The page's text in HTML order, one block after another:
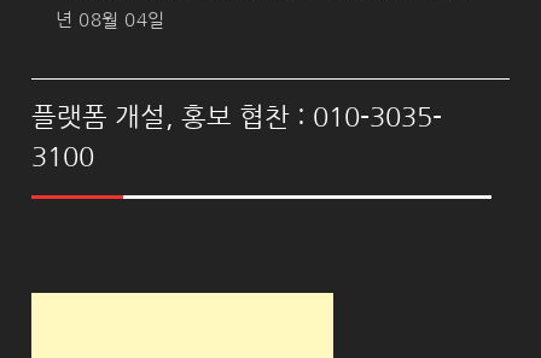
년 08월 04일
플랫폼 개설, 홍보 협찬 : 010-3035-
3100